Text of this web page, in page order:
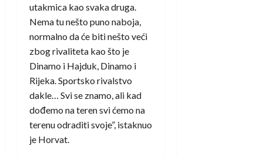
utakmica kao svaka druga.
Nema tu nešto puno naboja,
normalno da će biti nešto veći
zbog rivaliteta kao što je
Dinamo i Hajduk, Dinamo i
Rijeka. Sportsko rivalstvo
dakle… Svi se znamo, ali kad
dođemo na teren svi ćemo na
terenu odraditi svoje”, istaknuo
je Horvat.